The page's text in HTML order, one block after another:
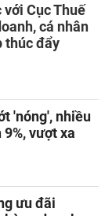
Cục Thuế
cá nhân
thúc đẩy
'nóng', nhiều
vượt xa
ưu đãi